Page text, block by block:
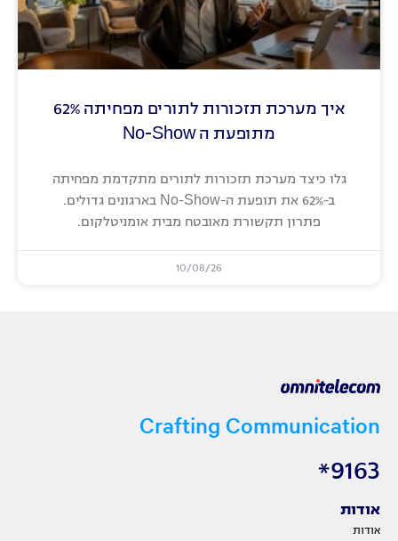
איך מערכת תזכורות לתורים מפחיתה 62%
מתופעת ה No-Show
גלו כיצד מערכת תזכורות לתורים מתקדמת מפחיתה
ב-62% את תופעת ה-No-Show בארגונים גדולים.
פתרון תקשורת מאובטח מבית אומניטלקום.
10/08/26
Crafting Communication
9163*
אודות
אודות